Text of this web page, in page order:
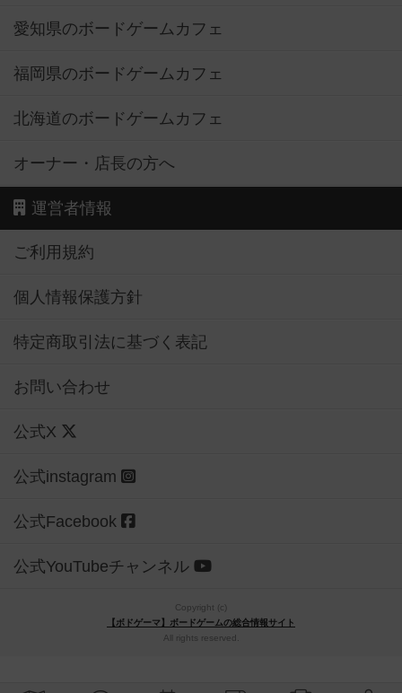
愛知県のボードゲームカフェ
福岡県のボードゲームカフェ
北海道のボードゲームカフェ
オーナー・店長の方へ
運営者情報
ご利用規約
個人情報保護方針
特定商取引法に基づく表記
お問い合わせ
公式X
公式instagram
公式Facebook
公式YouTubeチャンネル
Copyright (c)
【ボドゲーマ】ボードゲームの総合情報サイト
All rights reserved.